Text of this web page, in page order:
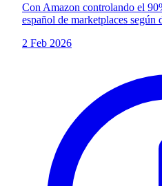
Con Amazon controlando el
español de marketplaces
2 Feb 2026